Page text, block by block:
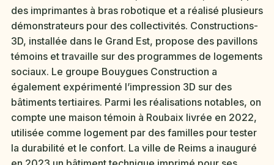
des imprimantes à bras robotique et a réalisé plusieurs
démonstrateurs pour des collectivités. Constructions-
3D, installée dans le Grand Est, propose des pavillons
témoins et travaille sur des programmes de logements
sociaux. Le groupe Bouygues Construction a
également expérimenté l’impression 3D sur des
bâtiments tertiaires. Parmi les réalisations notables, on
compte une maison témoin à Roubaix livrée en 2022,
utilisée comme logement par des familles pour tester
la durabilité et le confort. La ville de Reims a inauguré